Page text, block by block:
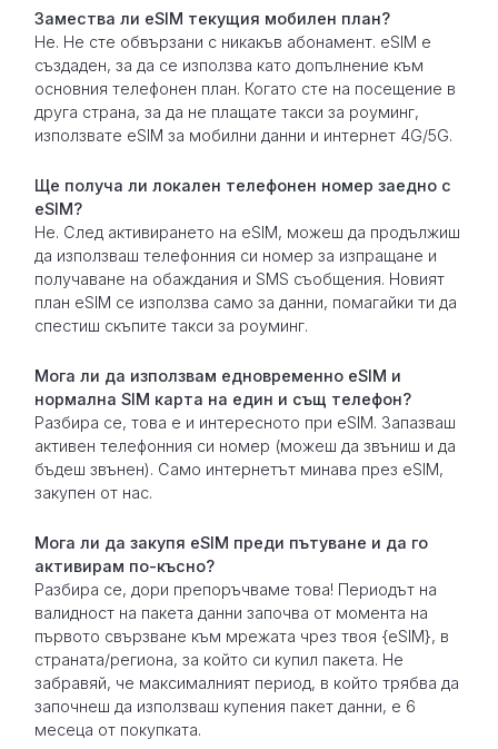
Замествa ли eSIM текущия мобилен план?
Не. Не сте обвързани с никакъв абонамент. eSIM е
създаден, за да се използва като допълнение към
основния телефонен план. Когато сте на посещение в
друга страна, за да не плащате такси за роуминг,
използвате eSIM за мобилни данни и интернет 4G/5G.
Ще получа ли локален телефонен номер заедно с
eSIM?
Не. След активирането на eSIM, можеш да продължиш
да използваш телефонния си номер за изпращане и
получаване на обаждания и SMS съобщения. Новият
план eSIM се използва само за данни, помагайки ти да
спестиш скъпите такси за роуминг.
Мога ли да използвам едновременно eSIM и
нормална SIM карта на един и същ телефон?
Разбира се, това е и интересното при eSIM. Запазваш
активен телефонния си номер (можеш да звъниш и да
бъдеш звънен). Само интернетът минава през eSIM,
закупен от нас.
Мога ли да закупя eSIM преди пътуване и да го
активирам по-късно?
Разбира се, дори препоръчваме това! Периодът на
валидност на пакета данни започва от момента на
първото свързване към мрежата чрез твоя {eSIM}, в
страната/региона, за който си купил пакета. Не
забравяй, че максималният период, в който трябва да
започнеш да използваш купения пакет данни, е 6
месеца от покупката.